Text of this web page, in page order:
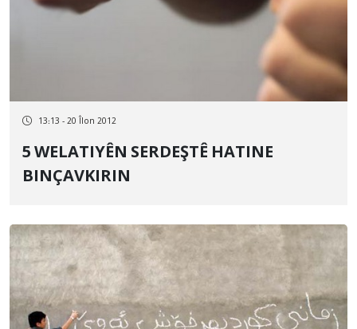
13:13 - 20 Îlon 2012
5 WELATIYÊN SERDEŞTÊ HATINE
BINÇAVKIRIN